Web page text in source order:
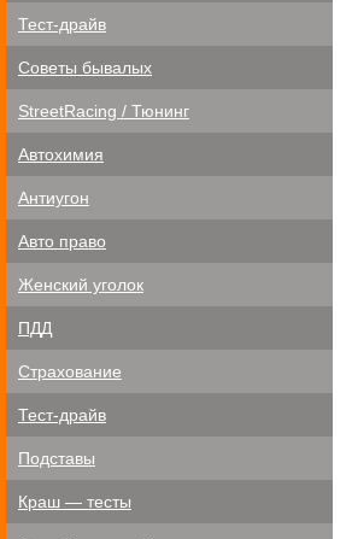
Тест-драйв
Советы бывалых
StreetRacing / Тюнинг
Автохимия
Антиугон
Авто право
Женский уголок
ПДД
Страхование
Тест-драйв
Подставы
Краш — тесты